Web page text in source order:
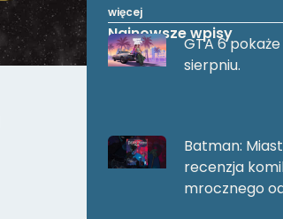
więcej
Najnowsze wpisy
GTA 6
sierpniu.
Batman:
recenzja
mrocznego